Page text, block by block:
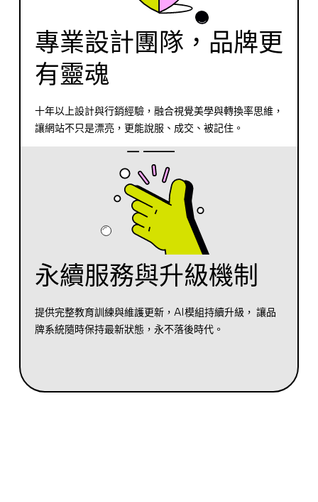
專業設計團隊，品牌更
有靈魂
十年以上設計與行銷經驗，融合視覺美學與轉換率思維，
讓網站不只是漂亮，更能說服、成交、被記住。
永續服務與升級機制
提供完整教育訓練與維護更新，AI模組持續升級， 讓品
牌系統隨時保持最新狀態，永不落後時代。